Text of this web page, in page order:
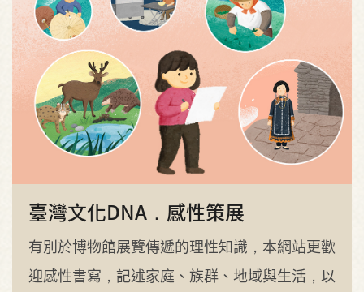
臺灣文化DNA．感性策展
有別於博物館展覽傳遞的理性知識，本網站更歡
迎感性書寫，記述家庭、族群、地域與生活，以